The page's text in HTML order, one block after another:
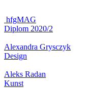
hfgMAG
Diplom 2020/2
Alexandra Grysczyk
Design
Aleks Radan
Kunst